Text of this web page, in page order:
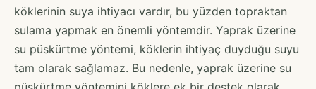
köklerinin suya ihtiyacı vardır, bu yüzden topraktan
sulama yapmak en önemli yöntemdir. Yaprak üzerine
su püskürtme yöntemi, köklerin ihtiyaç duyduğu suyu
tam olarak sağlamaz. Bu nedenle, yaprak üzerine su